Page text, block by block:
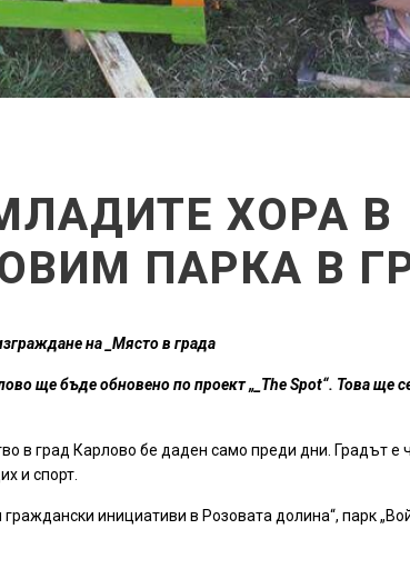
ХОРА В
ПАРКА В
на _Място в града
ще бъде обновено по проект „_The Spot“. Това ще
в град Карлово бе даден само преди дни. Градът е
и спорт.
инициативи в Розовата долина“, парк